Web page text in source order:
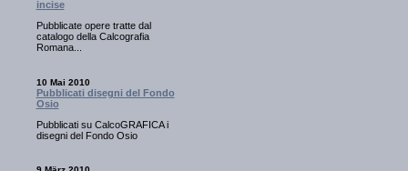
incise
Pubblicate opere tratte dal
catalogo della Calcografia
Romana...
10 Mai 2010
Pubblicati disegni del Fondo
Osio
Pubblicati su CalcoGRAFICA i
disegni del Fondo Osio